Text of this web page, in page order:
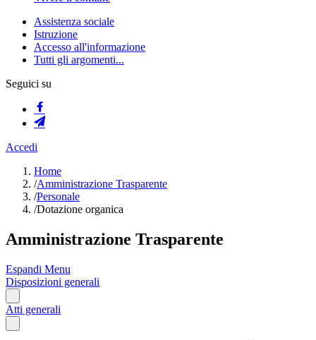
Assistenza sociale
Istruzione
Accesso all'informazione
Tutti gli argomenti...
Seguici su
Accedi
Home
/Amministrazione Trasparente
/Personale
/Dotazione organica
Amministrazione Trasparente
Espandi Menu
Disposizioni generali
Atti generali